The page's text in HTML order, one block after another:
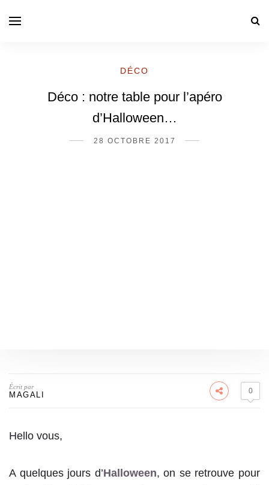
DÉCO
Déco : notre table pour l’apéro
d’Halloween…
28 OCTOBRE 2017
Écrit par
MAGALI 0
Hello vous,
A quelques jours d’Halloween, on se retrouve pour